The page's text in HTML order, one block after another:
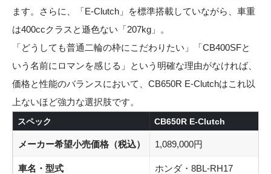
ます。さらに、「E-Clutch」を標準搭載していながら、車重
は400ccクラスと遜色ない「207kg」。
「どうしても普通二輪の枠にこだわりたい」「CB400SFと
いう名前にロマンを感じる」という明確な理由がなければ、
価格と性能のバランスにおいて、CB650R E-Clutchはこれ以
上ないほど強力な選択肢です。
スペック CB650R E-Clutch
メーカー希望小売価格（税込） 1,089,000円
車名・型式 ホンダ・8BL-RH17